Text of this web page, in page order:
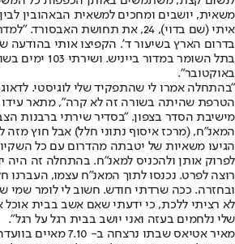
משאית, יושבים ומחכים למשאית הבאהובין
איתי (שם בדוי), 24, את תחושת
בדרום הארץ בשיעור ד'. הקפיצו אותי בהודעה
באוקטובר".
"בהתחלה אמרו לי שהתפקיד שלי לוגיסטי. לדאוג
מישיבת הסדר בצפון. "בסדיר שירתי ברבנות
המאנ"ח, (מרכז איסוף נתוני חלל) אבל חוץ מזה
הגיעו משאיות של יטבתה מהדרום עם כל
לפרוק אותן ולהכניס למאנ"ח. בהתחלה זה היה
רוצה לפרט. נכנסו לתוך המאנ"ח עצמו, העברנו
ובחזרה. ככה שרדתי חודש. חשוב לי לומר שמי
לא רציתי ללכת, כי ידעתי שאם אשב בבית
שלי נלחמים בעזה ואני יושב בבית רגל על רגל".
מאיר אטיאס שבתו נרצחה